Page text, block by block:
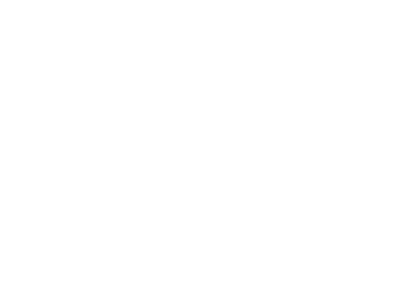
外游泳池
可以到戶外游泳池暢泳一番，為你的假期展開完美序幕。